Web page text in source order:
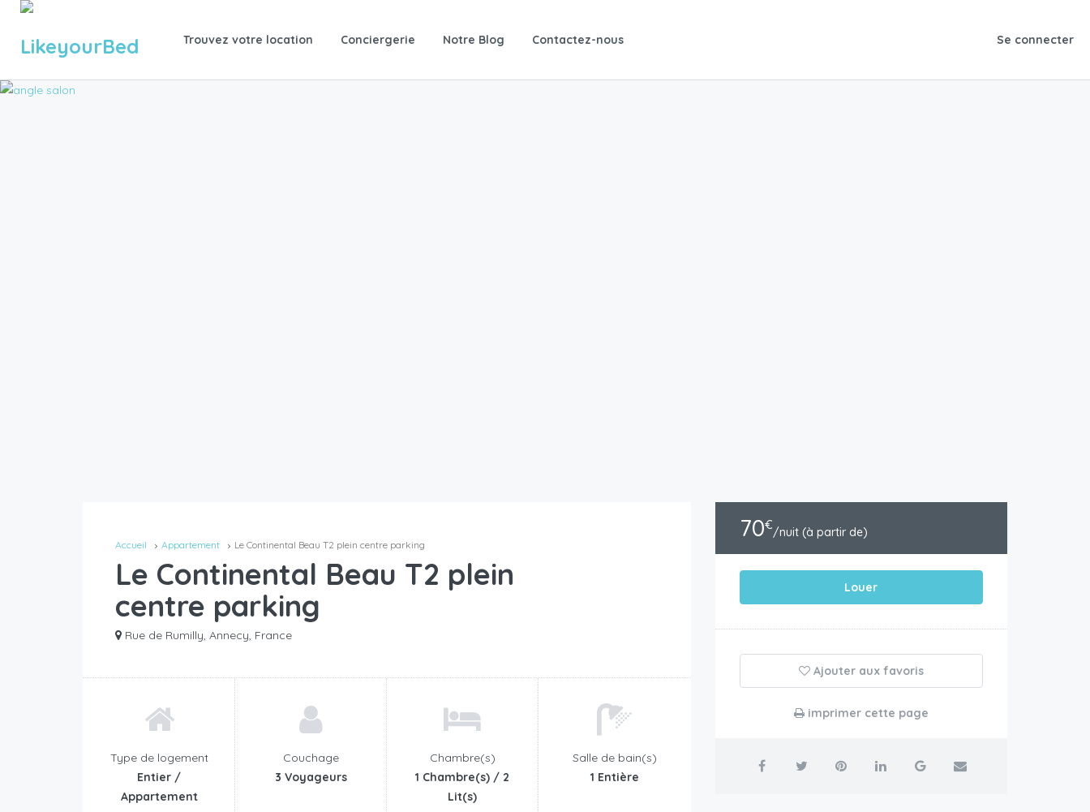
Trouvez votre location Conciergerie Notre Blog Contactez-nous Se connecter
Accueil Appartement Le Continental Beau T2 plein centre parking
Le Continental Beau T2 plein
centre parking
Rue de Rumilly, Annecy, France
Type de logement
Entier /
Appartement
Couchage
3 Voyageurs
Chambre(s)
1 Chambre(s) / 2
Lit(s)
Salle de bain(s)
1 Entière
70€/nuit (à partir de)
Louer
Ajouter aux favoris
imprimer cette page